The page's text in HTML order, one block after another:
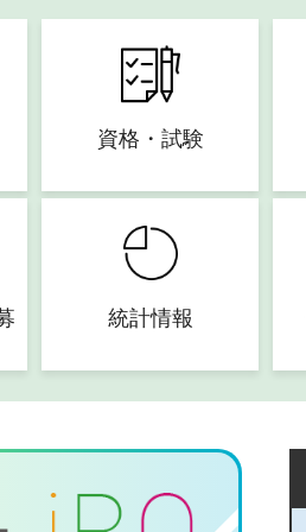
資格・試験
統計情報